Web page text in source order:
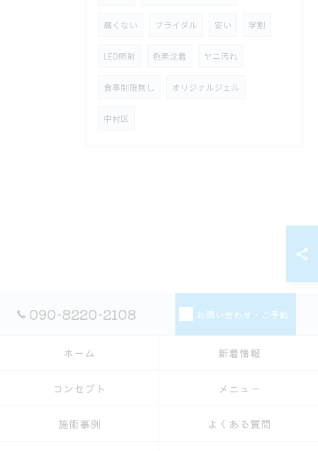
痛くない ブライダル 安い 学割
LED照射 色素沈着 ヤニ汚れ
食事制限無し オリジナルジェル
中村区
090-8220-2108 お問い合わせ・ご予約
ホーム 新着情報
コンセプト メニュー
施術事例 よくある質問